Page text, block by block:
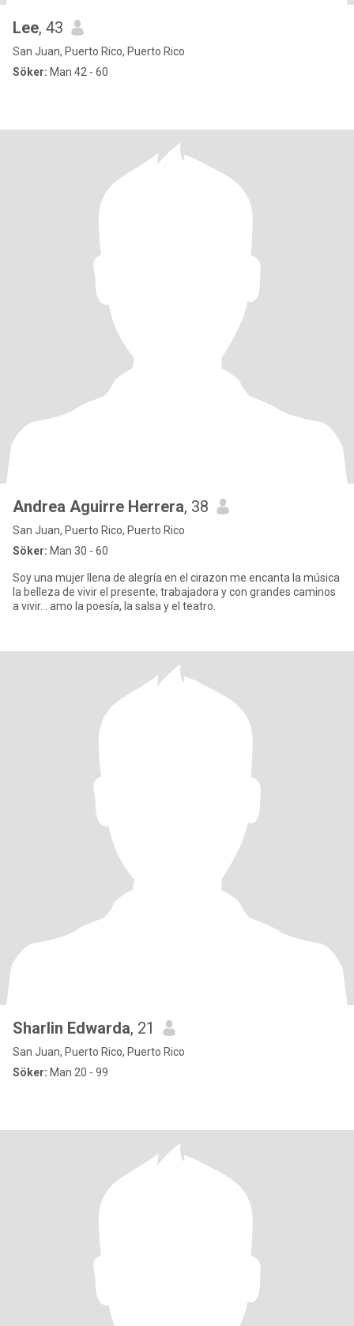
Lee, 43
San Juan, Puerto Rico, Puerto Rico
Söker: Man 42 - 60
Andrea Aguirre Herrera, 38
San Juan, Puerto Rico, Puerto Rico
Söker: Man 30 - 60
Soy una mujer llena de alegría en el cirazon me encanta la música
la belleza de vivir el presente; trabajadora y con grandes caminos
a vivir… amo la poesía, la salsa y el teatro.
Sharlin Edwarda, 21
San Juan, Puerto Rico, Puerto Rico
Söker: Man 20 - 99